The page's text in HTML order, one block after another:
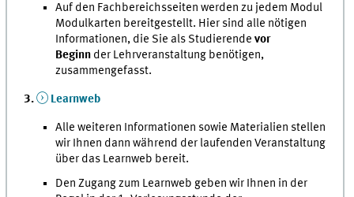
Auf den Fachbereichsseiten werden zu jedem Modul
Modulkarten bereitgestellt. Hier sind alle nötigen
Informationen, die Sie als Studierendevor
Beginn der Lehrveranstaltung benötigen,
zusammengefasst.
3. Learnweb
Alle weiteren Informationen sowie Materialien stellen
wir Ihnen dann während der laufenden Veranstaltung
über das Learnweb bereit.
Den Zugang zum Learnweb geben wir Ihnen in der